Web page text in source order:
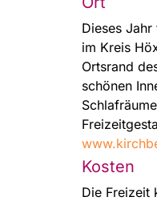
Dieses
im Kreis
Ortsrand
schönen
Kosten
Die Freizeit